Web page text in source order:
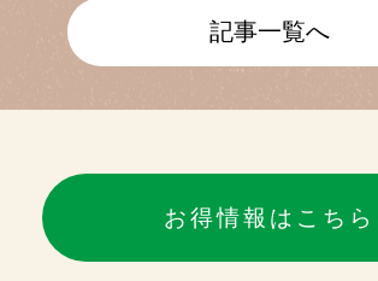
記事一覧へ
お得情報はこちら